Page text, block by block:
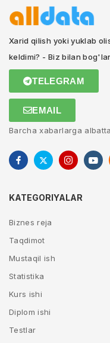
Xarid qilish yoki yuklab
keldimi? - Biz bilan
TELEGRAM
EMAIL
Barcha xabarlarga
KATEGORIYALAR
Biznes reja
Taqdimot
Mustaqil ish
Statistika
Kurs ishi
Diplom ishi
Testlar